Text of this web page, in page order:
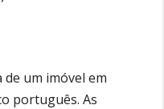
de um imóvel em
português. As